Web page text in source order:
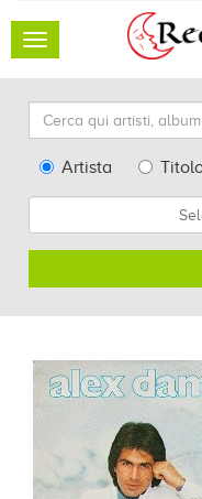
Toggle
Cerca
qui
artisti,
altro...
TypeArtista